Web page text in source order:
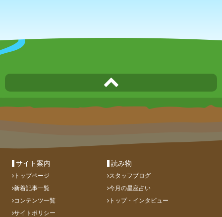
サイト案内
トップページ
新着記事一覧
コンテンツ一覧
サイトポリシー
読み物
スタッフブログ
今月の星座占い
トップ・インタビュー